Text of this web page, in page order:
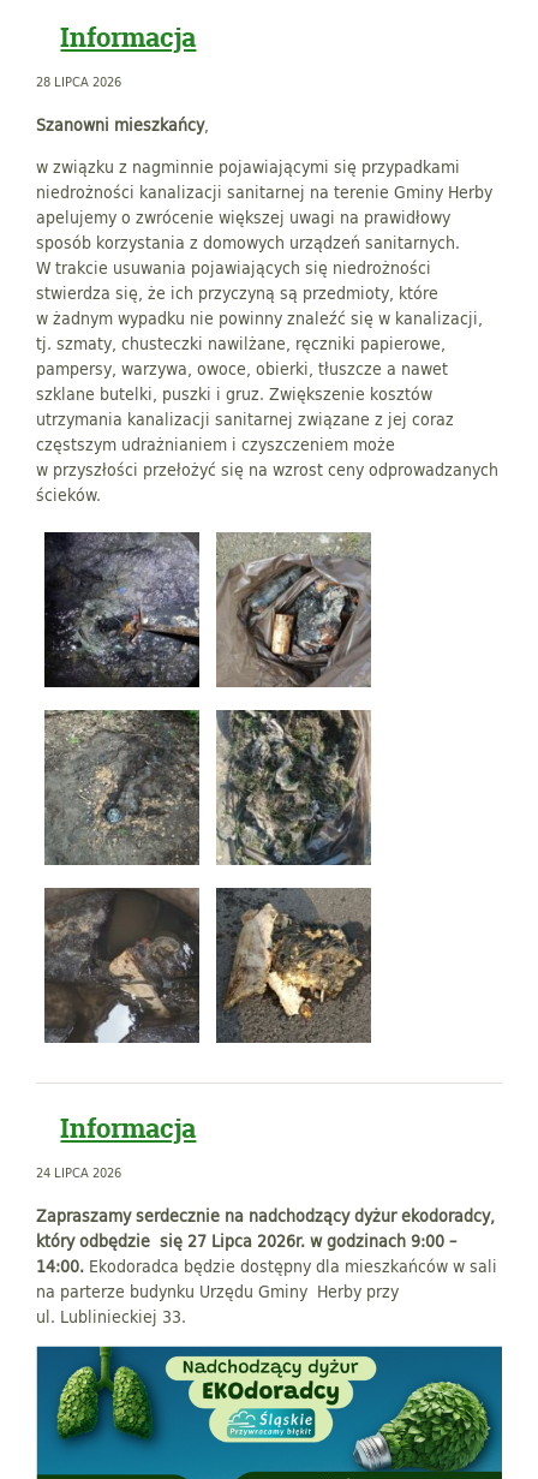
Informacja
28 LIPCA 2026
Szanowni mieszkańcy,
w związku z nagminnie pojawiającymi się przypadkami
niedrożności kanalizacji sanitarnej na terenie Gminy Herby
apelujemy o zwrócenie większej uwagi na prawidłowy
sposób korzystania z domowych urządzeń sanitarnych.
W trakcie usuwania pojawiających się niedrożności
stwierdza się, że ich przyczyną są przedmioty, które
w żadnym wypadku nie powinny znaleźć się w kanalizacji,
tj. szmaty, chusteczki nawilżane, ręczniki papierowe,
pampersy, warzywa, owoce, obierki, tłuszcze a nawet
szklane butelki, puszki i gruz. Zwiększenie kosztów
utrzymania kanalizacji sanitarnej związane z jej coraz
częstszym udrażnianiem i czyszczeniem może
w przyszłości przełożyć się na wzrost ceny odprowadzanych
ścieków.
Informacja
24 LIPCA 2026
Zapraszamy serdecznie na nadchodzący dyżur ekodoradcy,
który odbędzie się 27 Lipca 2026r. w godzinach 9:00 –
14:00. Ekodoradca będzie dostępny dla mieszkańców w sali
na parterze budynku Urzędu Gminy Herby przy
ul. Lublinieckiej 33.